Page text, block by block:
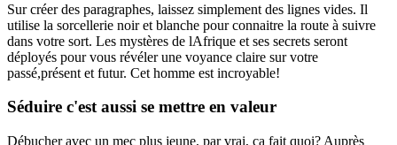
Sur créer des paragraphes, laissez simplement des lignes vides. Il
utilise la sorcellerie noir et blanche pour connaitre la route à suivre
dans votre sort. Les mystères de lAfrique et ses secrets seront
déployés pour vous révéler une voyance claire sur votre
passé,présent et futur. Cet homme est incroyable!
Séduire c'est aussi se mettre en valeur
Débucher avec un mec plus jeune, par vrai, ça fait quoi? Auprès